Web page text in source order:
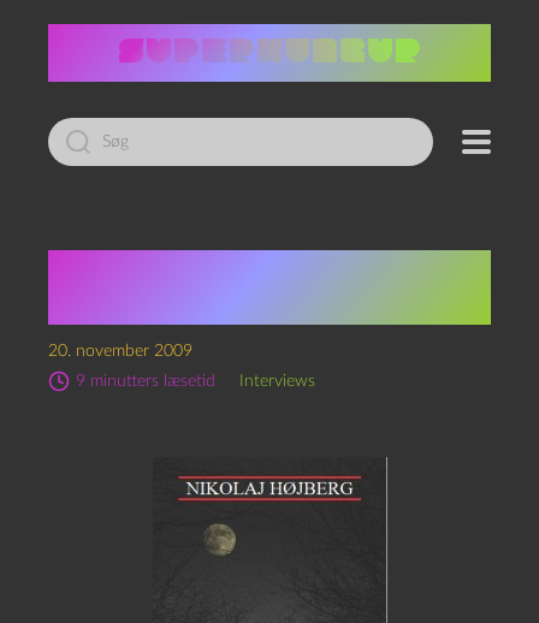
Led
efter:
20. november 2009
9 minutters læsetid
Interviews